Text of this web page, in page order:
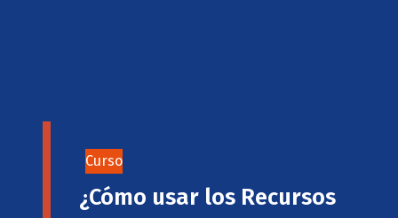
Curso
¿Cómo usar los Recursos